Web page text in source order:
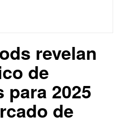
revelan
de
para 2025
de